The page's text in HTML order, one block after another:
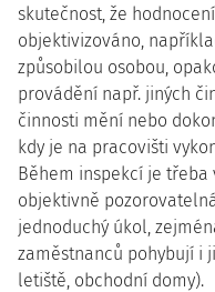
skutečnost, že
objektivizováno,
způsobilou osobou,
provádění např. jiných
činnosti mění nebo
kdy je na pracovišti
Během inspekcí je
objektivně
jednoduchý úkol,
zaměstnanců pohybují i
letiště, obchodní domy).